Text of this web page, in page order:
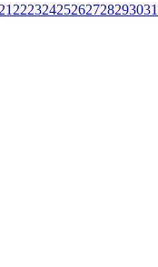
21 22232425262728293031